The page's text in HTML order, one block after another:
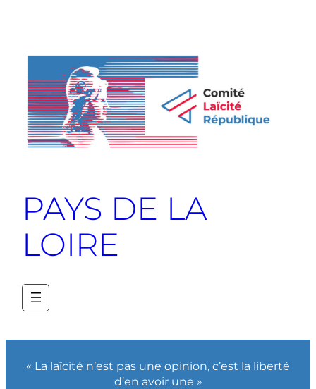
PAYS DE LA
LOIRE
« La laïcité n’est pas une opinion, c’est la liberté
d’en avoir une »